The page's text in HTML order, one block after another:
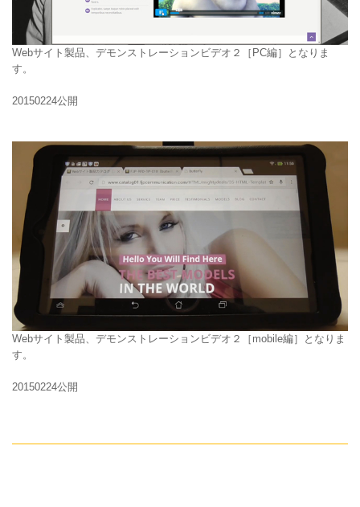
Webサイト製品、デモンストレーションビデオ２［PC編］となりま
す。
20150224公開
Webサイト製品、デモンストレーションビデオ２［mobile編］となりま
す。
20150224公開